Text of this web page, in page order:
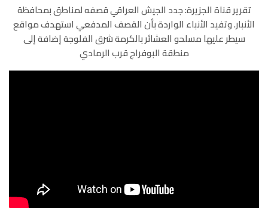
تقرير قناة الجزيرة: جدد الجيش العراقي قصفه لمناطق بمحافظة
الأنبار. وتفيد الأنباء الواردة بأن القصف المدفعي استهدف مواقع
سيطر عليها مسلحو العشائر بالكرمة شرق الفلوجة إضافة إلى
منطقة البوفراج قرب الرمادي